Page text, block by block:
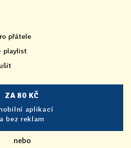
přátele
playlist
ZA 80 KČ
aplikací
a bez reklam
nebo